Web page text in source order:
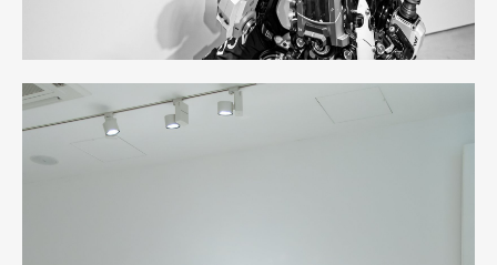
Official Columnist
About
Contact